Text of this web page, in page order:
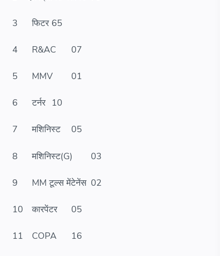
3 फिटर 65
4 R&AC 07
5 MMV 01
6 टर्नर 10
7 मशिनिस्ट 05
8 मशिनिस्ट(G) 03
9 MM टूल्स मेंटेनेंस 02
10 कारपेंटर 05
11 COPA 16